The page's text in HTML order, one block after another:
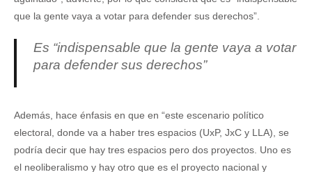
que la gente vaya a votar para defender sus derechos”.
Es “indispensable que la gente vaya a votar
para defender sus derechos”
Además, hace énfasis en que en “este escenario político
electoral, donde va a haber tres espacios (UxP, JxC y LLA), se
podría decir que hay tres espacios pero dos proyectos. Uno es
el neoliberalismo y hay otro que es el proyecto nacional y